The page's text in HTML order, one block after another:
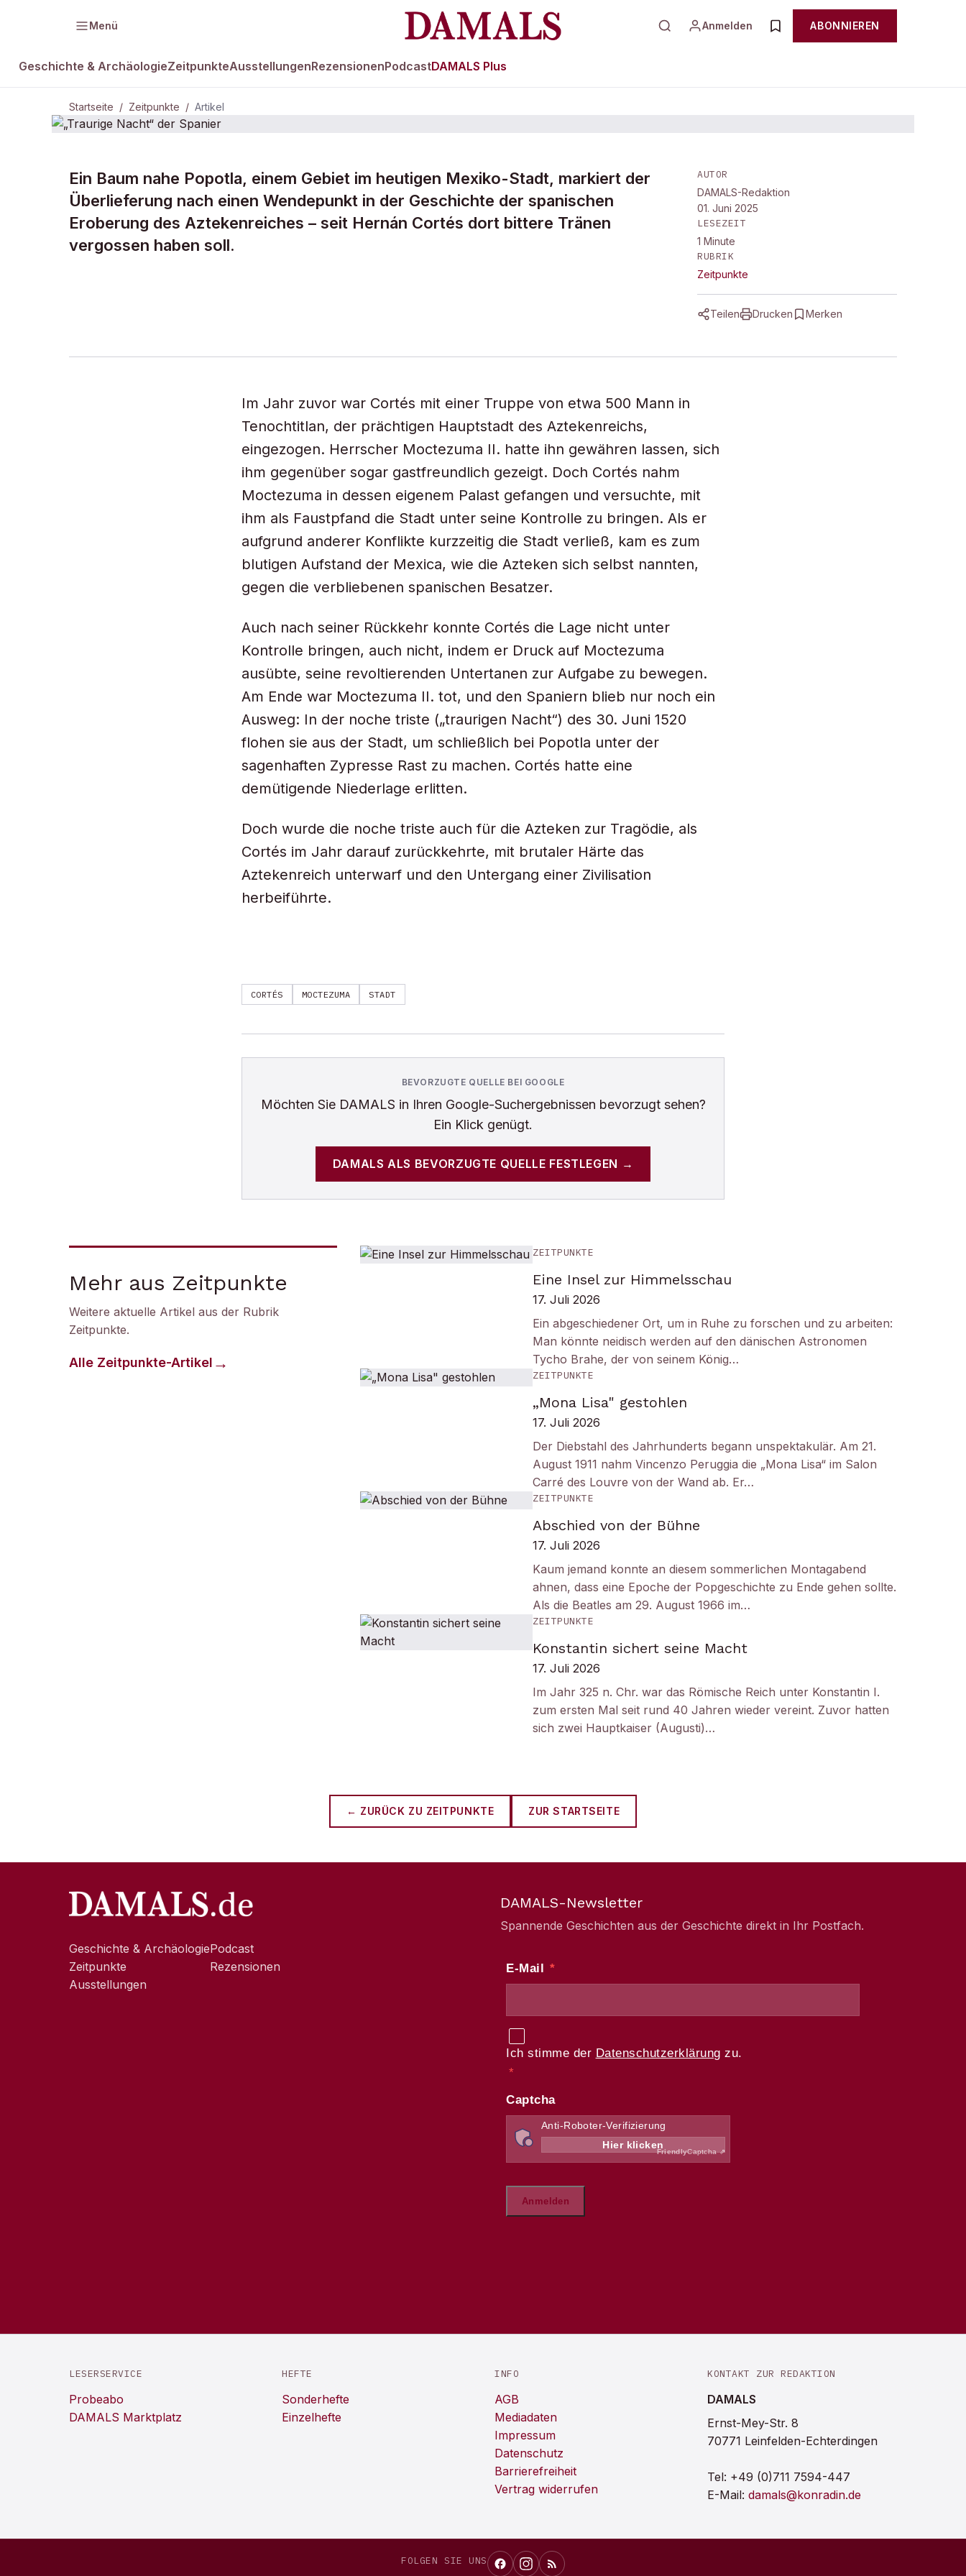
Menü Anmelden ABONNIEREN
Geschichte & ArchäologieZeitpunkteAusstellungenRezensionenPodcastDAMALS Plus
Startseite / Zeitpunkte / Artikel
ZEITPUNKTE · 30. JUNI 1520
„Traurige Nacht“ der
Spanier
Ein Baum nahe Popotla, einem Gebiet im heutigen Mexiko-Stadt, markiert der
Überlieferung nach einen Wendepunkt in der Geschichte der spanischen
Eroberung des Aztekenreiches – seit Hernán Cortés dort bittere Tränen
vergossen haben soll.
AUTOR
DAMALS-Redaktion
01. Juni 2025
LESEZEIT
1 Minute
RUBRIK
Zeitpunkte
Teilen Drucken Merken
Im Jahr zuvor war Cortés mit einer Truppe von etwa 500 Mann in
Tenochtitlan, der prächtigen Hauptstadt des Aztekenreichs,
eingezogen. Herrscher Moctezuma II. hatte ihn gewähren lassen, sich
ihm gegenüber sogar gastfreundlich gezeigt. Doch Cortés nahm
Moctezuma in dessen eigenem Palast gefangen und versuchte, mit
ihm als Faustpfand die Stadt unter seine Kontrolle zu bringen. Als er
aufgrund anderer Konflikte kurzzeitig die Stadt verließ, kam es zum
blutigen Aufstand der Mexica, wie die Azteken sich selbst nannten,
gegen die verbliebenen spanischen Besatzer.
Auch nach seiner Rückkehr konnte Cortés die Lage nicht unter
Kontrolle bringen, auch nicht, indem er Druck auf Moctezuma
ausübte, seine revoltierenden Untertanen zur Aufgabe zu bewegen.
Am Ende war Moctezuma II. tot, und den Spaniern blieb nur noch ein
Ausweg: In der noche triste („traurigen Nacht“) des 30. Juni 1520
flohen sie aus der Stadt, um schließlich bei Popotla unter der
sagenhaften Zypresse Rast zu machen. Cortés hatte eine
demütigende Niederlage erlitten.
Doch wurde die noche triste auch für die Azteken zur Tragödie, als
Cortés im Jahr darauf zurückkehrte, mit brutaler Härte das
Aztekenreich unterwarf und den Untergang einer Zivilisation
herbeiführte.
CORTÉS MOCTEZUMA STADT
BEVORZUGTE QUELLE BEI GOOGLE
Möchten Sie DAMALS in Ihren Google-Suchergebnissen bevorzugt sehen?
Ein Klick genügt.
DAMALS ALS BEVORZUGTE QUELLE FESTLEGEN →
Mehr aus Zeitpunkte
Weitere aktuelle Artikel aus der Rubrik
Zeitpunkte.
Alle Zeitpunkte-Artikel
ZEITPUNKTE
Eine Insel zur Himmelsschau
17. Juli 2026
Ein abgeschiedener Ort, um in Ruhe zu forschen und zu arbeiten:
Man könnte neidisch werden auf den dänischen Astronomen
Tycho Brahe, der von seinem König…
ZEITPUNKTE
„Mona Lisa" gestohlen
17. Juli 2026
Der Diebstahl des Jahrhunderts begann unspektakulär. Am 21.
August 1911 nahm Vincenzo Peruggia die „Mona Lisa“ im Salon
Carré des Louvre von der Wand ab. Er…
ZEITPUNKTE
Abschied von der Bühne
17. Juli 2026
Kaum jemand konnte an diesem sommerlichen Montagabend
ahnen, dass eine Epoche der Popgeschichte zu Ende gehen sollte.
Als die Beatles am 29. August 1966 im…
ZEITPUNKTE
Konstantin sichert seine Macht
17. Juli 2026
Im Jahr 325 n. Chr. war das Römische Reich unter Konstantin I.
zum ersten Mal seit rund 40 Jahren wieder vereint. Zuvor hatten
sich zwei Hauptkaiser (Augusti)…
← ZURÜCK ZU ZEITPUNKTE ZUR STARTSEITE
Geschichte & Archäologie
Zeitpunkte
Ausstellungen
Podcast
Rezensionen
DAMALS-Newsletter
Spannende Geschichten aus der Geschichte direkt in Ihr Postfach.
LESERSERVICE
Probeabo
DAMALS Marktplatz
HEFTE
Sonderhefte
Einzelhefte
INFO
AGB
Mediadaten
Impressum
Datenschutz
Barrierefreiheit
Vertrag widerrufen
KONTAKT ZUR REDAKTION
DAMALS
Ernst-Mey-Str. 8
70771 Leinfelden-Echterdingen
Tel: +49 (0)711 7594-447
E-Mail: damals@konradin.de
FOLGEN SIE UNS